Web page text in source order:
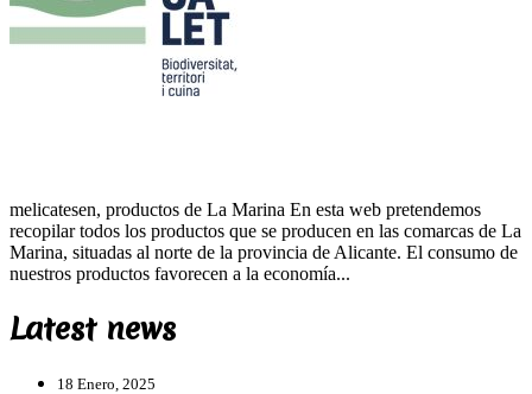
melicatesen, productos de La Marina En esta web pretendemos
recopilar todos los productos que se producen en las comarcas de La
Marina, situadas al norte de la provincia de Alicante. El consumo de
nuestros productos favorecen a la economía...
Latest news
18 Enero, 2025